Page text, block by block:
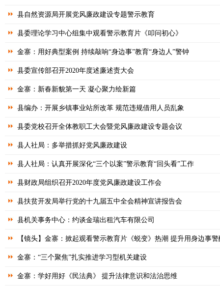
县自然资源局开展党风廉政建设专题警示教育
县委理论学习中心组集中观看警示教育片《叩问初心》
金寨：用好典型案例 持续敲响“身边事”教育“身边人”警钟
县委宣传部召开2020年度述廉述责大会
金寨：新春新貌第一天 凝心聚力绘新篇
县编办：开展乡镇事业站所改革 规范违规借用人员乱象
县委党校召开全体教职工大会暨党风廉政建设专题会议
县人社局：多举措抓好党风廉政建设
县人社局：认真开展深化“三个以案”警示教育“回头看”工作
县财政局组织召开2020年度党风廉政建设工作会
县扶贫开发局举行党的十九届五中全会精神宣讲报告会
县机关事务中心：约谈金瑞出租汽车有限公司
【镜头】金寨：掀起观看警示教育片《蜕变》热潮 提升用身边事
金寨：“三个聚焦”扎实推进学习型机关建设
金寨：学好用好《民法典》 提升法律意识和法治思维